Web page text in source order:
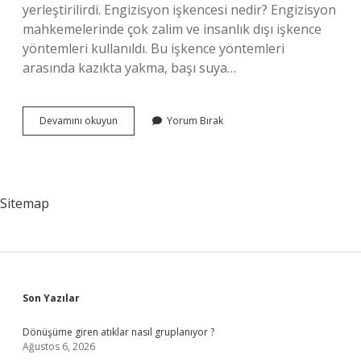
yerleştirilirdi. Engizisyon işkencesi nedir? Engizisyon
mahkemelerinde çok zalim ve insanlık dışı işkence
yöntemleri kullanıldı. Bu işkence yöntemleri
arasında kazıkta yakma, başı suya…
Devamını okuyun
Işkencesi
Yorum Bırak
Sitemap
Sidebar
Son Yazılar
Dönüşüme giren atıklar nasıl gruplanıyor ?
Ağustos 6, 2026